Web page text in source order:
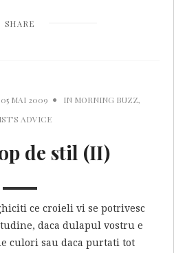
SHARE
05 MAI 2009 IN MORNING BUZZ,
ADVICE
de stil (II)
ce croieli vi se potrivesc
daca dulapul vostru e
culori sau daca purtati tot